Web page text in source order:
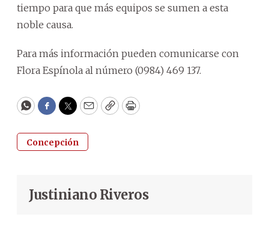
tiempo para que más equipos se sumen a esta
noble causa.
Para más información pueden comunicarse con
Flora Espínola al número (0984) 469 137.
WhatsApp
Facebook
Twitter
EmailCopyPrint
Concepción
Justiniano Riveros